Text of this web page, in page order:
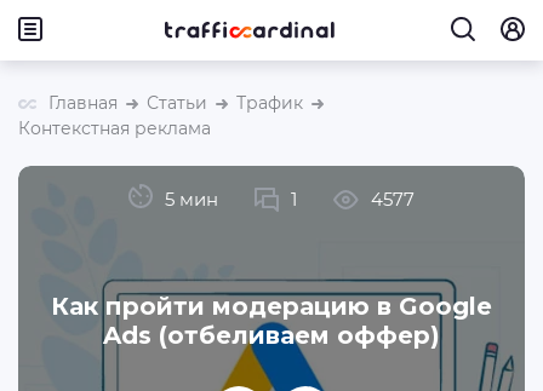
Главная Статьи
Трафик
Контекстная реклама
Как пройти модерацию в Google
Ads (отбеливаем оффер)
5 мин 1 4577